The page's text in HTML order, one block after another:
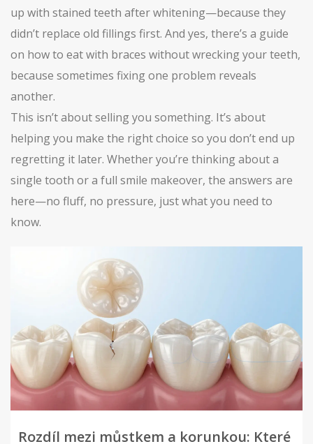
up with stained teeth after whitening—because they
didn’t replace old fillings first. And yes, there’s a guide
on how to eat with braces without wrecking your teeth,
because sometimes fixing one problem reveals
another.
This isn’t about selling you something. It’s about
helping you make the right choice so you don’t end up
regretting it later. Whether you’re thinking about a
single tooth or a full smile makeover, the answers are
here—no fluff, no pressure, just what you need to
know.
Rozdíl mezi můstkem a korunkou: Které